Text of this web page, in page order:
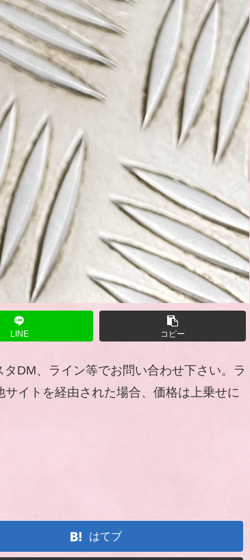
LINE コピー
DM、ライン等でお問い合わせ下さい。ラ
イトを経由された場合、価格は上乗せに
はてブ